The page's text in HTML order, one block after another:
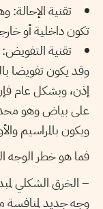
تقنية الإحالة:
تكون داخلية أو
تقنية التفويض:
وقد يكون تفويضا
إذن، وبشكل عام
على بياض وهو
ويكون بالمراسيم
فما هو خطر الوجه
–الخرق الشكلي
وجه جديد لمنافسة